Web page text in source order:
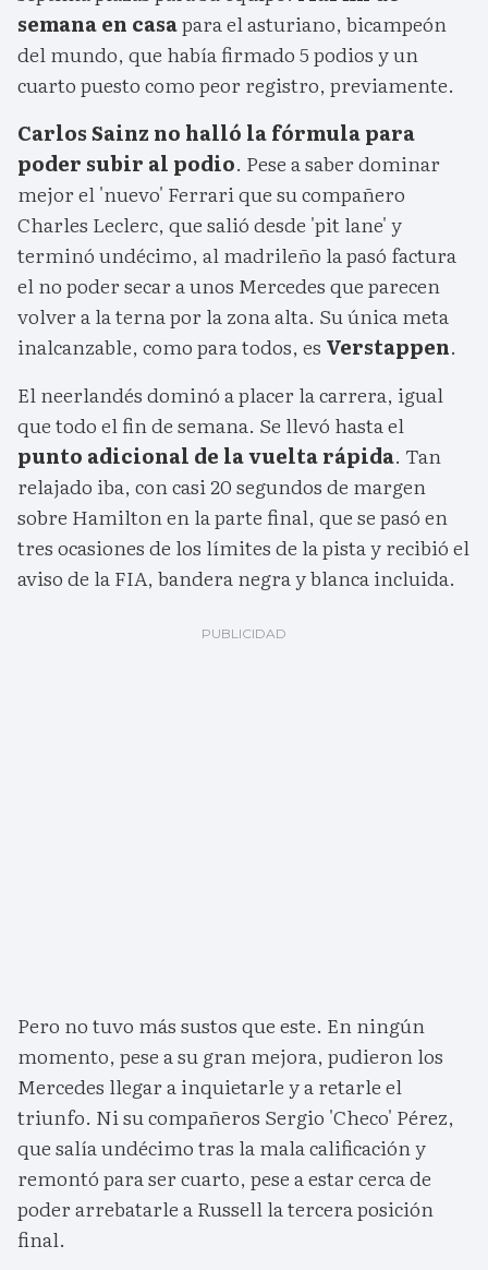
semana en casapara el asturiano, bicampeón
del mundo, que había firmado 5 podios y un
cuarto puesto como peor registro, previamente.
Carlos Sainz no halló la fórmula para
poder subir al podio. Pese a saber dominar
mejor el 'nuevo' Ferrari que su compañero
Charles Leclerc, que salió desde 'pit lane' y
terminó undécimo, al madrileño la pasó factura
el no poder secar a unos Mercedes que parecen
volver a la terna por la zona alta. Su única meta
inalcanzable, como para todos, es Verstappen.
El neerlandés dominó a placer la carrera, igual
que todo el fin de semana. Se llevó hasta el
punto adicional de la vuelta rápida. Tan
relajado iba, con casi 20 segundos de margen
sobre Hamilton en la parte final, que se pasó en
tres ocasiones de los límites de la pista y recibió el
aviso de la FIA, bandera negra y blanca incluida.
Pero no tuvo más sustos que este. En ningún
momento, pese a su gran mejora, pudieron los
Mercedes llegar a inquietarle y a retarle el
triunfo. Ni su compañeros Sergio 'Checo' Pérez,
que salía undécimo tras la mala calificación y
remontó para ser cuarto, pese a estar cerca de
poder arrebatarle a Russell la tercera posición
final.